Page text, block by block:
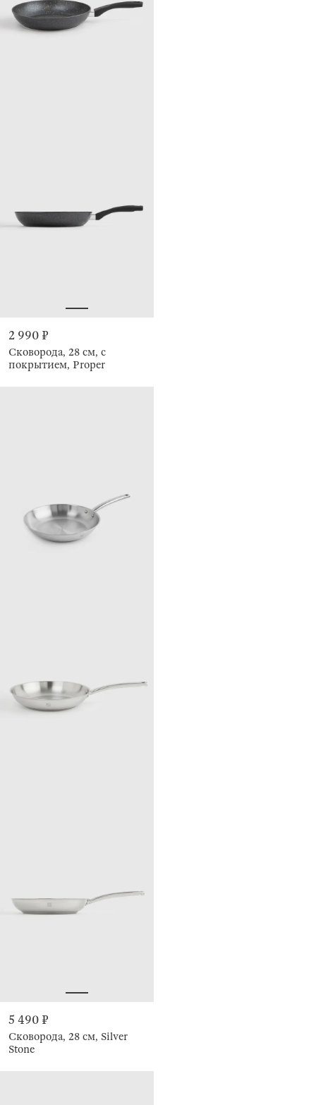
2 990 ₽
Сковорода, 28 см, с
покрытием, Proper
5 490 ₽
Сковорода, 28 см, Silver
Stone